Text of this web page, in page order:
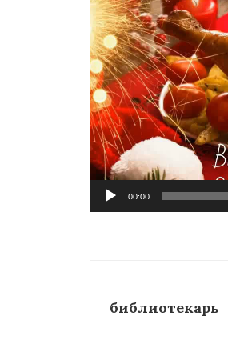
00:00
библиотекарь